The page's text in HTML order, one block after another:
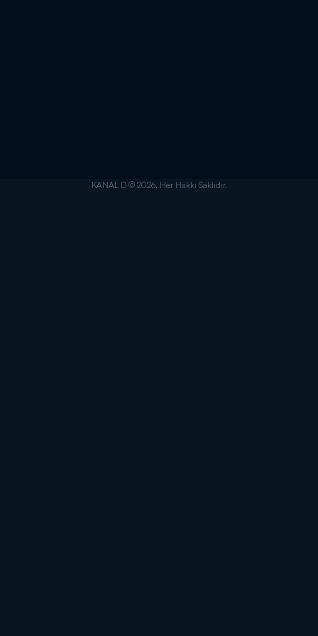
KANAL D © 2026. Her Hakkı Saklıdır.